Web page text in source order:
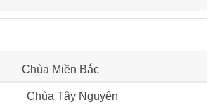
Chùa Miền Bắc
Chùa Tây Nguyên